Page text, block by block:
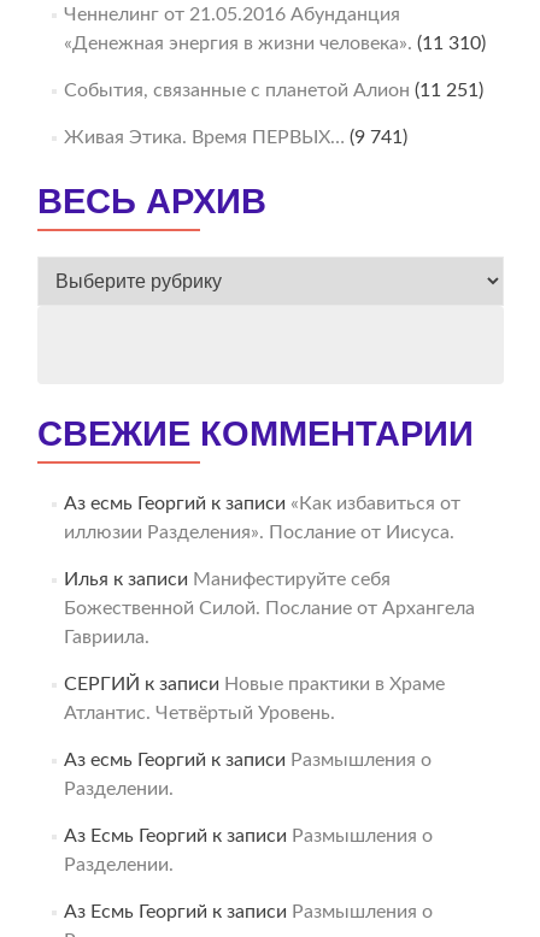
Ченнелинг от 21.05.2016 Абунданция
«Денежная энергия в жизни человека». (11 310)
События, связанные с планетой Алион (11 251)
Живая Этика. Время ПЕРВЫХ… (9 741)
ВЕСЬ АРХИВ
ВЕСЬ
СВЕЖИЕ КОММЕНТАРИИ
Аз есмь Георгий к записи «Как избавиться от
иллюзии Разделения». Послание от Иисуса.
Илья к записи Манифестируйте себя
Божественной Силой. Послание от Архангела
Гавриила.
СЕРГИЙ к записи Новые практики в Храме
Атлантис. Четвёртый Уровень.
Аз есмь Георгий к записи Размышления о
Разделении.
Аз Есмь Георгий к записи Размышления о
Разделении.
Аз Есмь Георгий к записи Размышления о